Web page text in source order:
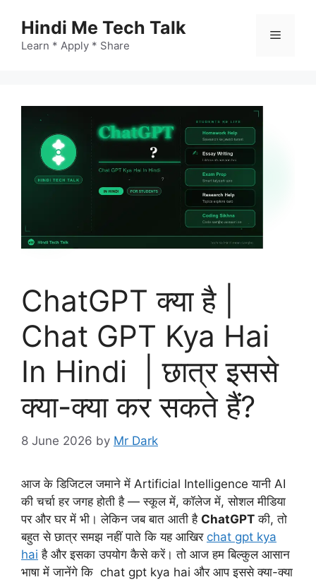
content
Hindi Me Tech Talk
Learn * Apply * Share
Menu
ChatGPT क्या है |
Chat GPT Kya Hai
In Hindi | छात्र इससे
क्या-क्या कर सकते हैं?
8 June 2026 by Mr Dark
आज के डिजिटल जमाने में Artificial Intelligence यानी AI
की चर्चा हर जगह होती है — स्कूल में, कॉलेज में, सोशल मीडिया
पर और घर में भी। लेकिन जब बात आती है ChatGPT की, तो
बहुत से छात्र समझ नहीं पाते कि यह आखिर chat gpt kya
hai है और इसका उपयोग कैसे करें। तो आज हम बिल्कुल आसान
भाषा में जानेंगे कि chat gpt kya hai और आप इससे क्या-क्या